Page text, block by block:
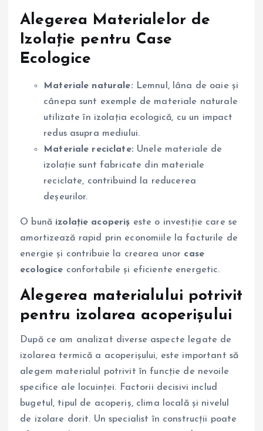
Alegerea Materialelor de
Izolație pentru Case
Ecologice
Materiale naturale: Lemnul, lâna de oaie și
cânepa sunt exemple de materiale naturale
utilizate în izolația ecologică, cu un impact
redus asupra mediului.
Materiale reciclate: Unele materiale de
izolație sunt fabricate din materiale
reciclate, contribuind la reducerea
deșeurilor.
O bună izolație acoperiș este o investiție care se
amortizează rapid prin economiile la facturile de
energie și contribuie la crearea unor case
ecologice confortabile și eficiente energetic.
Alegerea materialului potrivit
pentru izolarea acoperișului
După ce am analizat diverse aspecte legate de
izolarea termică a acoperișului, este important să
alegem materialul potrivit în funcție de nevoile
specifice ale locuinței. Factorii decisivi includ
bugetul, tipul de acoperiș, clima locală și nivelul
de izolare dorit. Un specialist în construcții poate